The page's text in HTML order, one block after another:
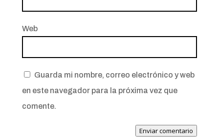
Web
Guarda mi nombre, correo electrónico y web
en este navegador para la próxima vez que
comente.
Enviar comentario